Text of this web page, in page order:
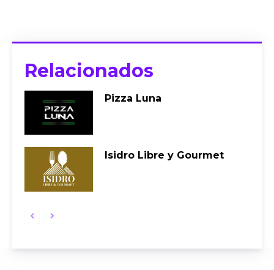
Relacionados
Pizza Luna
Isidro Libre y Gourmet